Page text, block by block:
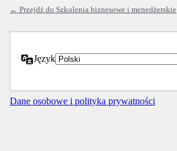
← Przejdź do Szkolenia biznesowe i menedżerskie
Język
Dane osobowe i polityka prywatności